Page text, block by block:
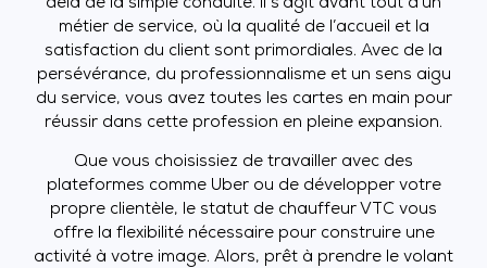
delà de la simple conduite. Il s’agit avant tout d’un
métier de service, où la qualité de l’accueil et la
satisfaction du client sont primordiales. Avec de la
persévérance, du professionnalisme et un sens aigu
du service, vous avez toutes les cartes en main pour
réussir dans cette profession en pleine expansion.
Que vous choisissiez de travailler avec des
plateformes comme Uber ou de développer votre
propre clientèle, le statut de chauffeur VTC vous
offre la flexibilité nécessaire pour construire une
activité à votre image. Alors, prêt à prendre le volant